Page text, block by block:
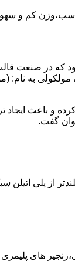
کم و
عضو خانواده پلی اتیلن
به نام:
و باعث ایجاد
مثل پلی اتیلن سبک از اتم های هیدروژن و کربن تشکیل می
های پلیمری